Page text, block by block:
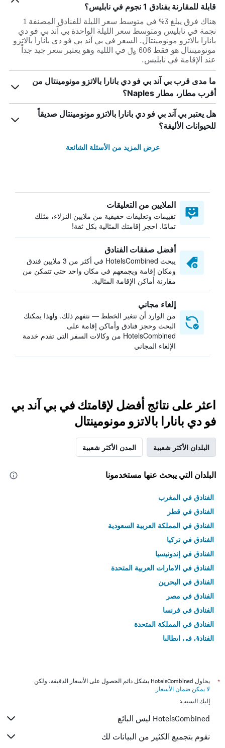
قابلة للمقارنة بفنادق 1 نجوم في نابليس؟
هناك فرق يبلغ 3% في متوسط ​​سعر الليلة للفنادق المصنفة 1
نجمة في نابليس ومتوسط ​​سعر الليلة الواحدة بي آند بي فو دي
بانارا بالاتزو مونومينتال. السعر في بي آند بي فو دي بانارا بالاتزو
مونومينتال هو فقط 606 ﷼ في الللية وهو يعتبر سعر جيد جداً
عند الإقامة في نابليس.
ما مدى قرب بي آند بي فو دي بانارا بالاتزو مونومينتال من
أقرب مطار، مطار Naples؟
هل يعتبر بي آند بي فو دي بانارا بالاتزو مونومينتال صديقاً
للحيوانات الأليفة؟
عرض المزيد من الأسئلة الشائعة
الملايين من التعليقات
تقييمات وتعليقات حقيقية من ملايين النزلاء، مثلك
تمامًا. احجز إقامتك المثالية بكل ثقة!
أفضل صفقات الفنادق
يبحث HotelsCombined في أكثر من 3 ملايين فندق
ومكان إقامة ويجمعهم في مكان واحد حتى تتمكن من
مقارنة أماكن الإقامة المثالية.
إلغاء مجاني
من الوارد أن تتغير الخطط — نتفهم ذلك. ولهذا يمكنك
البحث وحجز فنادق وأماكن إقامة على
HotelsCombined من وكالات السفر التي تقدم خدمة
الإلغاء المجاني
اعثر على نتائج أفضل لإقامتك في بي آند بي
فو دي بانارا بالاتزو مونومينتال
البلدان الأكثر شعبية المدن الأكثر شعبية
البلدان التي يبحث عنها مستخدمونا
الفنادق في المغرب
الفنادق في قطر
الفنادق في المملكة العربية السعودية
الفنادق في تركيا
الفنادق في إندونيسيا
الفنادق في الامارات العربية المتحدة
الفنادق في البحرين
الفنادق في مصر
الفنادق في فرنسا
الفنادق في المملكة المتحدة
الفنادق في إيطاليا
*
يحاول HotelsCombined بشكل دائم الحصول على الأسعار الدقيقة، ولكن
لا يمكن ضمان الأسعار .
إليك السبب:
HotelsCombined ليس البائع
نقوم بتجميع الكثير من البيانات لك